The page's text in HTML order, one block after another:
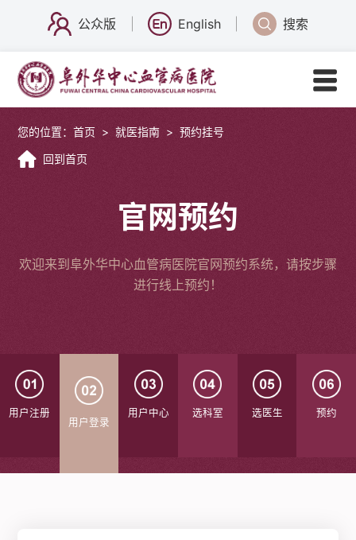
公众版 English 搜索
您的位置：首页 > 就医指南 > 预约挂号
回到首页
官网预约
欢迎来到阜外华中心血管病医院官网预约系统，请按步骤
进行线上预约！
用户注册
用户登录
用户中心 选科室 选医生 预约